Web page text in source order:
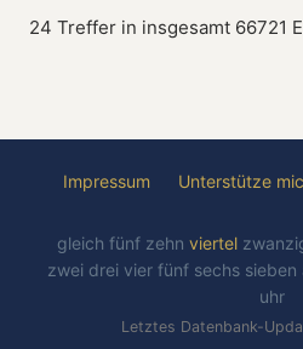
24 Treffer in insgesamt 66721
Impressum Unterstütze
gleich fünf zehn viertel
zwei drei vier fünf sechs sieben
uhr
Letztes Datenbank-